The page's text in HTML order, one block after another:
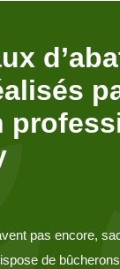
pas encore,
de